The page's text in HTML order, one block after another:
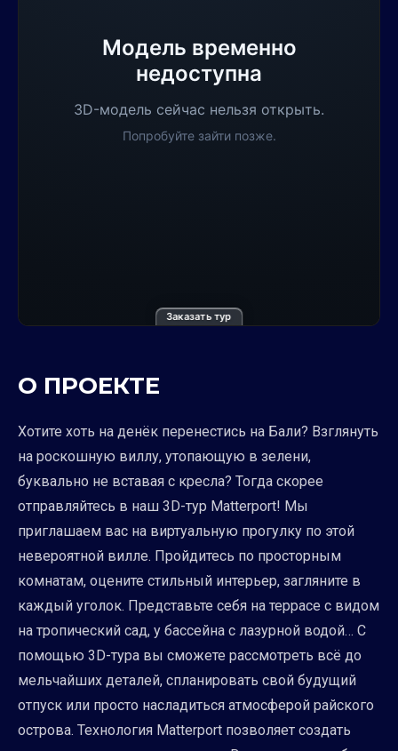
Заказать тур
О ПРОЕКТЕ
Хотите хоть на денёк перенестись на Бали? Взглянуть
на роскошную виллу, утопающую в зелени,
буквально не вставая с кресла? Тогда скорее
отправляйтесь в наш 3D-тур Matterport! Мы
приглашаем вас на виртуальную прогулку по этой
невероятной вилле. Пройдитесь по просторным
комнатам, оцените стильный интерьер, загляните в
каждый уголок. Представьте себя на террасе с видом
на тропический сад, у бассейна с лазурной водой… С
помощью 3D-тура вы сможете рассмотреть всё до
мельчайших деталей, спланировать свой будущий
отпуск или просто насладиться атмосферой райского
острова. Технология Matterport позволяет создать